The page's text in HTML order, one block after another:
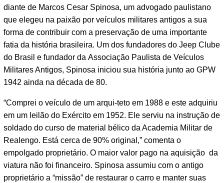
diante de Marcos Cesar Spinosa, um advogado paulistano
que elegeu na paixão por veículos militares antigos a sua
forma de contribuir com a preservação de uma importante
fatia da história brasileira. Um dos fundadores do Jeep Clube
do Brasil e fundador da Associação Paulista de Veículos
Militares Antigos, Spinosa iniciou sua história junto ao GPW
1942 ainda na década de 80.
“Comprei o veículo de um arqui-teto em 1988 e este adquiriu
em um leilão do Exército em 1952. Ele serviu na instrução de
soldado do curso de material bélico da Academia Militar de
Realengo. Está cerca de 90% original,” comenta o
empolgado proprietário. O maior valor pago na aquisição da
viatura não foi financeiro. Spinosa assumiu com o antigo
proprietário a “missão” de restaurar o carro e manter suas